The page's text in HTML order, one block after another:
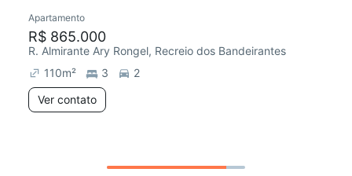
Apartamento
R$ 865.000
R. Almirante Ary Rongel, Recreio dos Bandeirantes
110m² 3
2
Ver contato